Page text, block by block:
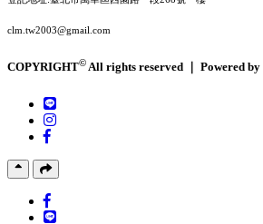
clm.tw2003@gmail.com
COPYRIGHT©All rights reserved ｜ Powered by